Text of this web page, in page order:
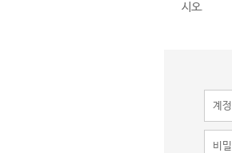
시오.